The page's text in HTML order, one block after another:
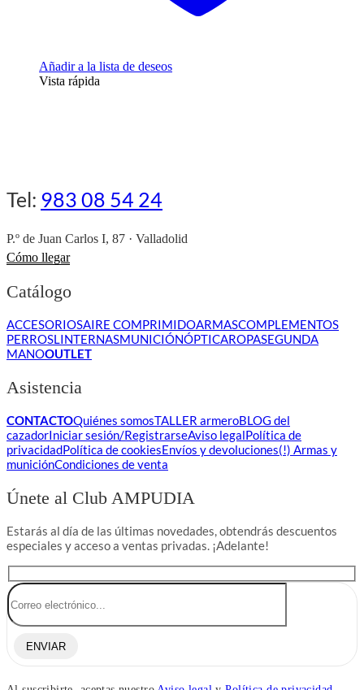
Añadir a la lista de deseos
Vista rápida
Tel: 983 08 54 24
P.º de Juan Carlos I, 87 · Valladolid
Cómo llegar
Catálogo
ACCESORIOSAIRE COMPRIMIDOARMASCOMPLEMENTOS
PERROSLINTERNASMUNICIÓNÓPTICAROPASEGUNDA
MANOOUTLET
Asistencia
CONTACTOQuiénes somosTALLER armeroBLOG del
cazadorIniciar sesión/RegistrarseAviso legalPolítica de
privacidadPolítica de cookiesEnvíos y devoluciones(!) Armas y
municiónCondiciones de venta
Únete al Club AMPUDIA
Estarás al día de las últimas novedades, obtendrás descuentos
especiales y acceso a ventas privadas. ¡Adelante!
ENVIAR